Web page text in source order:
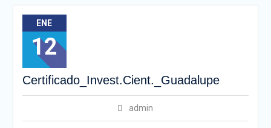
ENE
12
Certificado_Invest.Cient._Guadalupe
admin